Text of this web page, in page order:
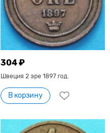
304 ₽
Швеция 2 эре 1897 год.
В корзину